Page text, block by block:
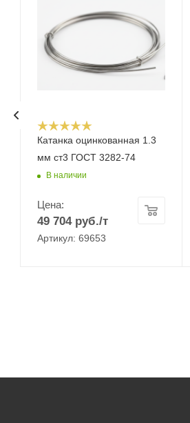
Катанка оцинкованная 1.3
мм ст3 ГОСТ 3282-74
В наличии
Цена:
49 704руб./т
Артикул: 69653